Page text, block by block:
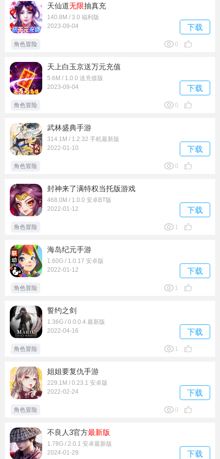
天仙道无限抽真充
140.8M / 3.0 福利版
2023-09-04
下载
角色冒险 0
天上白玉京送万元充值
5.6M / 1.0.0 送充值版
2023-09-04
下载
角色冒险 0
武林盛典手游
314.1M / 1.2.32 手机最新版
2022-01-10
下载
角色冒险 0
封神来了满特权当托版游戏
468.0M / 1.0.0 安卓BT版
2022-01-12
下载
角色冒险 1
海岛纪元手游
1.60G / 1.0.17 安卓版
2022-01-12
下载
角色冒险 1
誓约之剑
1.36G / 0.0.0.4 最新版
2022-04-16
下载
角色冒险 1
姐姐要复仇手游
229.1M / 0.23.1 安卓版
2022-02-24
下载
角色冒险 0
不良人3官方最新版
1.78G / 2.0.1 安卓最新版
2024-01-29
下载